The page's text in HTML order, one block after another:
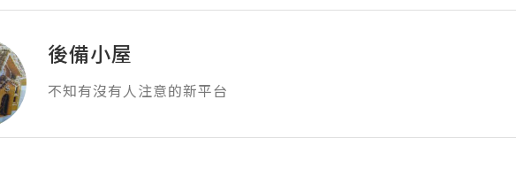
後備小屋
不知有沒有人注意的新平台